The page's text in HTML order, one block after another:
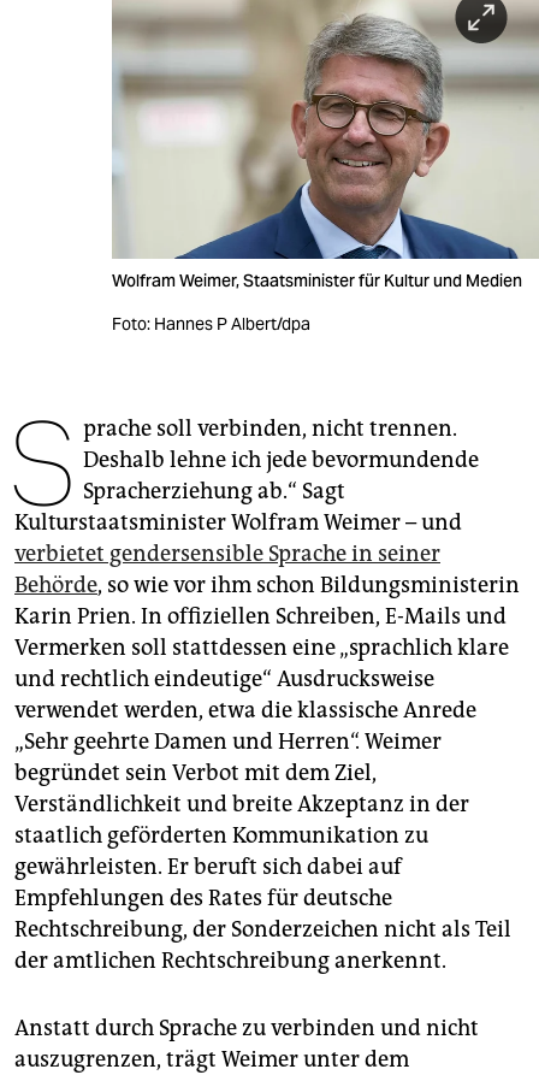
unterstützen
epaper login
Wolfram Weimer, Staatsminister für Kultur und Medien
Foto: Hannes P Albert/dpa
S prache soll verbinden, nicht trennen.
Deshalb lehne ich jede bevormundende
Spracherziehung ab.“ Sagt
Kulturstaatsminister Wolfram Weimer – und
verbietet gendersensible Sprache in seiner
Behörde, so wie vor ihm schon Bildungsministerin
Karin Prien. In offiziellen Schreiben, E-Mails und
Vermerken soll stattdessen eine „sprachlich klare
und rechtlich eindeutige“ Ausdrucksweise
verwendet werden, etwa die klassische Anrede
„Sehr geehrte Damen und Herren“. Weimer
begründet sein Verbot mit dem Ziel,
Verständlichkeit und breite Akzeptanz in der
staatlich geförderten Kommunikation zu
gewährleisten. Er beruft sich dabei auf
Empfehlungen des Rates für deutsche
Rechtschreibung, der Sonderzeichen nicht als Teil
der amtlichen Rechtschreibung anerkennt.
Anstatt durch Sprache zu verbinden und nicht
auszugrenzen, trägt Weimer unter dem